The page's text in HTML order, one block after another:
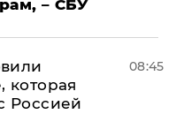
– СБУ
которая
Россией
08:45